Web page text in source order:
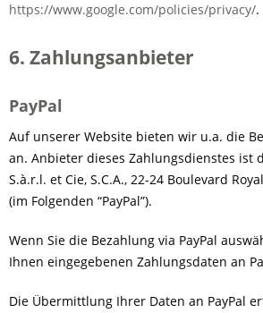
https://www.google.com/policies/privacy/.
6. Zahlungsanbieter
PayPal
Auf unserer Website bieten wir u.a. die
an. Anbieter dieses Zahlungsdienstes ist
S.à.r.l. et Cie, S.C.A., 22-24 Boulevard
(im Folgenden “PayPal”).
Wenn Sie die Bezahlung via PayPal
Ihnen eingegebenen Zahlungsdaten an
Die Übermittlung Ihrer Daten an PayPal